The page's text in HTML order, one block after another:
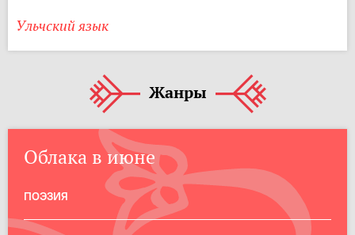
Ульчский язык
Жанры
Облака в июне
ПОЭЗИЯ